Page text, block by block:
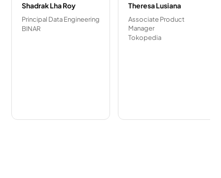
Shadrak Lha Roy
Principal Data Engineering
BINAR
Theresa Lusiana
Associate Product
Manager
Tokopedia